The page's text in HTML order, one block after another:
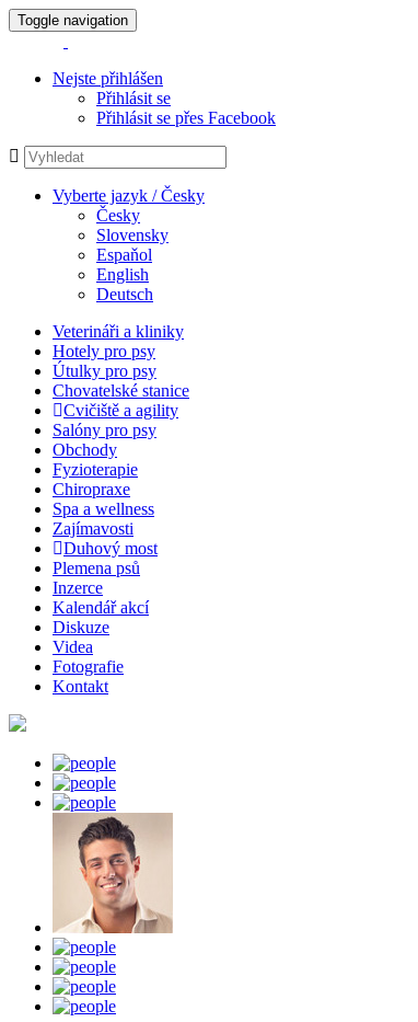
Toggle navigation
Nejste přihlášen
Přihlásit se
Přihlásit se přes Facebook
Vyberte jazyk / Česky
Česky
Slovensky
Espaňol
English
Deutsch
Veterináři a kliniky
Hotely pro psy
Útulky pro psy
Chovatelské stanice
Cvičiště a agility
Salóny pro psy
Obchody
Fyzioterapie
Chiropraxe
Spa a wellness
Zajímavosti
Duhový most
Plemena psů
Inzerce
Kalendář akcí
Diskuze
Videa
Fotografie
Kontakt